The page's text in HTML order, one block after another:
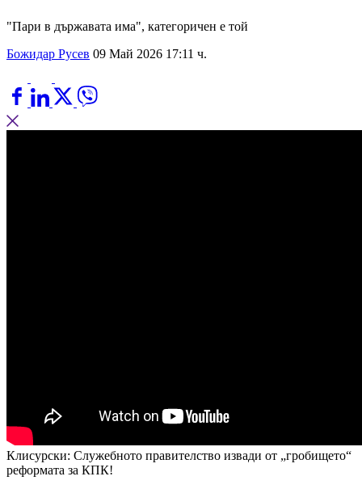
"Пари в държавата има", категоричен е той
Божидар Русев 09 Май 2026 17:11 ч.
Клисурски: Служебното правителство извади от „гробището“
реформата за КПК!